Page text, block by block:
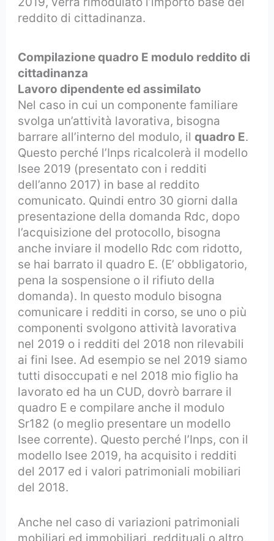
reddito di cittadinanza.
Compilazione quadro E modulo reddito di
cittadinanza
Lavoro dipendente ed assimilato
Nel caso in cui un componente familiare
svolga un’attività lavorativa, bisogna
barrare all’interno del modulo, ilquadro E.
Questo perché l’Inps ricalcolerà il modello
Isee 2019 (presentato con i redditi
dell’anno 2017) in base al reddito
comunicato. Quindi entro 30 giorni dalla
presentazione della domanda Rdc, dopo
l’acquisizione del protocollo, bisogna
anche inviare il modello Rdc com ridotto,
se hai barrato il quadro E. (E’ obbligatorio,
pena la sospensione o il rifiuto della
domanda). In questo modulo bisogna
comunicare i redditi in corso, se uno o più
componenti svolgono attività lavorativa
nel 2019 o i redditi del 2018 non rilevabili
ai fini Isee. Ad esempio se nel 2019 siamo
tutti disoccupati e nel 2018 mio figlio ha
lavorato ed ha un CUD, dovrò barrare il
quadro E e compilare anche il modulo
Sr182 (o meglio presentare un modello
Isee corrente). Questo perché l’Inps, con il
modello Isee 2019, ha acquisito i redditi
del 2017 ed i valori patrimoniali mobiliari
del 2018.
Anche nel caso di variazioni patrimoniali
mobiliari ed immobiliari, reddituali o altro,